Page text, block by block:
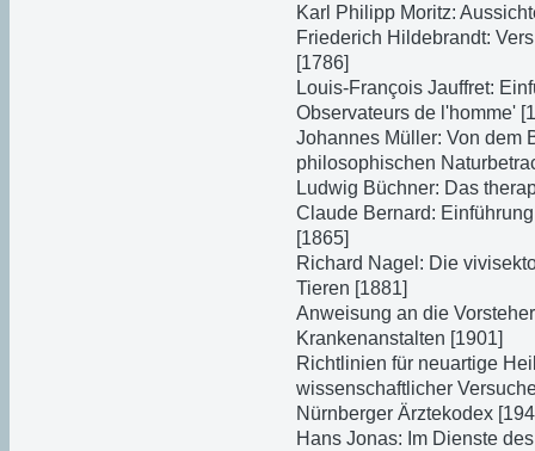
Karl Philipp Moritz:
Friederich Hildebrandt:
[1786]
Louis-François Jauffret:
Observateurs de l'homme'
Johannes Müller: Von dem
philosophischen
Ludwig Büchner: Das
Claude Bernard:
[1865]
Richard Nagel: Die
Tieren [1881]
Anweisung an die
Krankenanstalten [1901]
Richtlinien für neuartige
wissenschaftlicher
Nürnberger Ärztekodex
Hans Jonas: Im Dienste